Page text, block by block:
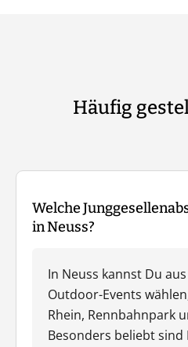
Häufig
Welche
in Neuss?
In Neuss kannst Du
Outdoor-Events
Rhein, Rennbahnpark
Besonders beliebt sind